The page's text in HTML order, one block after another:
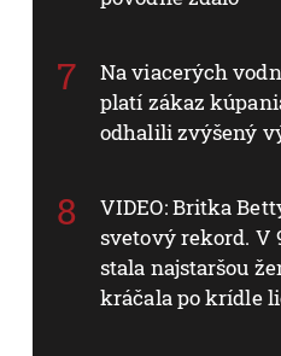
Na viacerých
platí zákaz
odhalili zvýšený
VIDEO: Britka
svetový rekord. V
stala najstaršou
kráčala po krídle